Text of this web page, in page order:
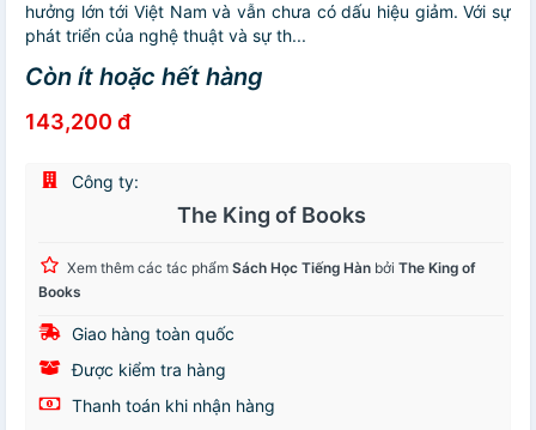
hưởng lớn tới Việt Nam và vẫn chưa có dấu hiệu giảm. Với sự
phát triển của nghệ thuật và sự th...
Còn ít hoặc hết hàng
143,200 đ
Công ty:
The King of Books
Xem thêm các tác phẩm Sách Học Tiếng Hàn bởi The King of
Books
Giao hàng toàn quốc
Được kiểm tra hàng
Thanh toán khi nhận hàng